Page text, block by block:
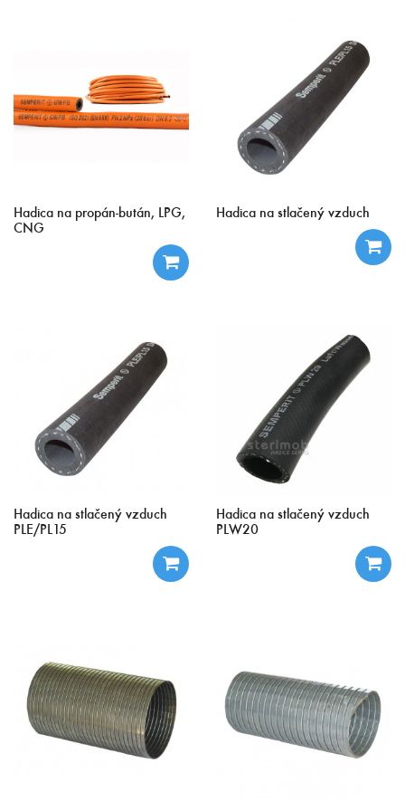
Hadica na propán-bután, LPG,
CNG
Hadica na stlačený vzduch
Hadica na stlačený vzduch
PLE/PL15
Hadica na stlačený vzduch
PLW20